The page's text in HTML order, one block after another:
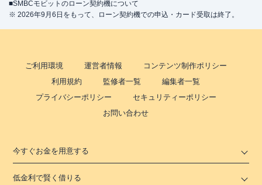
■SMBCモビットのローン契約機について
※ 2026年9月6日をもって、ローン契約機での申込・カード受取は終了。
ご利用環境 運営者情報
コンテンツ制作ポリシー
利用規約
監修者一覧
編集者一覧
プライバシーポリシー
セキュリティーポリシー
お問い合わせ
今すぐお金を用意する
低金利で賢く借りる